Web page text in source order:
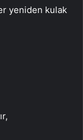
yeniden kulak